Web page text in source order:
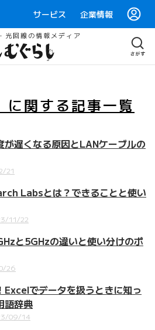
サービス 企業情報
光回線の情報メディア
に関する記事一覧
が遅くなる原因とLANケーブルの
21
Labsとは？できることと使い
11/22
と5GHzの違いと使い分けのポ
26
Excelでデータを扱うときに知っ
語辞典
09/14